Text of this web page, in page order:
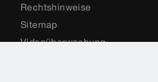
Rechtshinweise
Sitemap
Videoüberwachung